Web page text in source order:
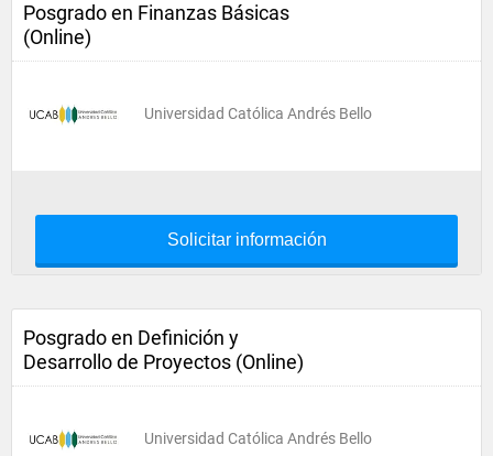
Posgrado en Finanzas Básicas
(Online)
Universidad Católica Andrés Bello
Solicitar información
Posgrado en Definición y
Desarrollo de Proyectos (Online)
Universidad Católica Andrés Bello